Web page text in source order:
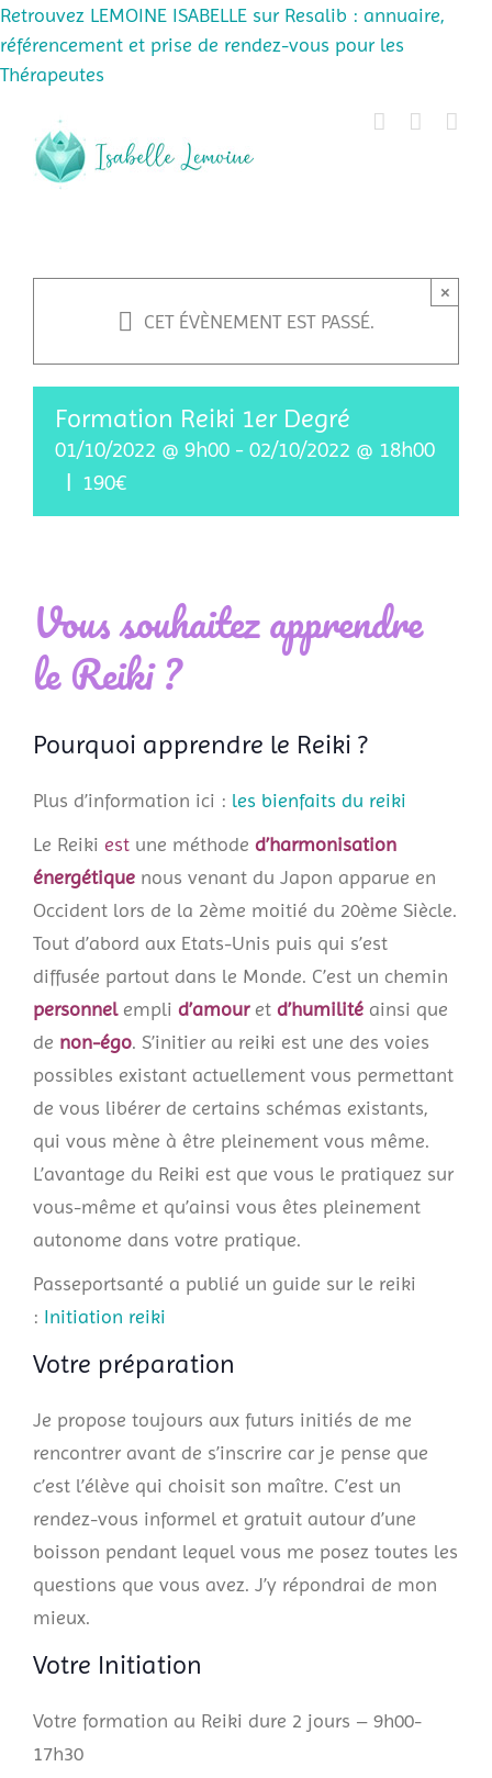
Retrouvez LEMOINE ISABELLE sur Resalib : annuaire,
référencement et prise de rendez-vous pour les
Thérapeutes
contenu
CET ÉVÈNEMENT EST PASSÉ.
×
Formation Reiki 1er Degré
01/10/2022 @ 9h00 - 02/10/2022 @ 18h00
190€
Vous souhaitez apprendre
le Reiki ?
Pourquoi apprendre le Reiki ?
Plus d’information ici : les bienfaits du reiki
Le Reiki est une méthode d’harmonisation
énergétique nous venant du Japon apparue en
Occident lors de la 2ème moitié du 20ème Siècle.
Tout d’abord aux Etats-Unis puis qui s’est
diffusée partout dans le Monde. C’est un chemin
personnelempli d’amouret d’humilité ainsi que
de non-égo. S’initier au reiki est une des voies
possibles existant actuellement vous permettant
de vous libérer de certains schémas existants,
qui vous mène à être pleinement vous même.
L’avantage du Reiki est que vous le pratiquez sur
vous-même et qu’ainsi vous êtes pleinement
autonome dans votre pratique.
Passeportsanté a publié un guide sur le reiki
: Initiation reiki
Votre préparation
Je propose toujours aux futurs initiés de me
rencontrer avant de s’inscrire car je pense que
c’est l’élève qui choisit son maître. C’est un
rendez-vous informel et gratuit autour d’une
boisson pendant lequel vous me posez toutes les
questions que vous avez. J’y répondrai de mon
mieux.
Votre Initiation
Votre formation au Reiki dure 2 jours – 9h00-
17h30